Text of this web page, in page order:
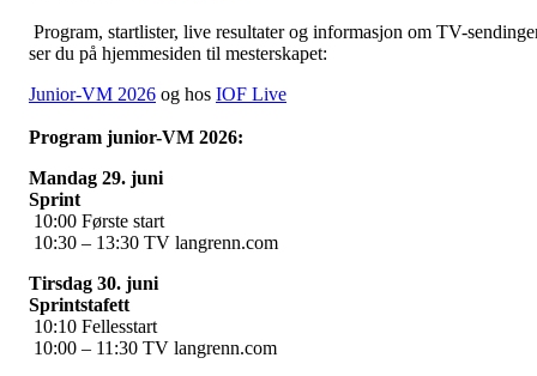
Program, startlister, live resultater og informasjon om TV-
ser du på hjemmesiden til mesterskapet:
Junior-VM 2026 og hos IOF Live
Program junior-VM 2026:
Mandag 29. juni
Sprint
10:00 Første start
10:30 – 13:30 TV langrenn.com
Tirsdag 30. juni
Sprintstafett
10:10 Fellesstart
10:00 – 11:30 TV langrenn.com